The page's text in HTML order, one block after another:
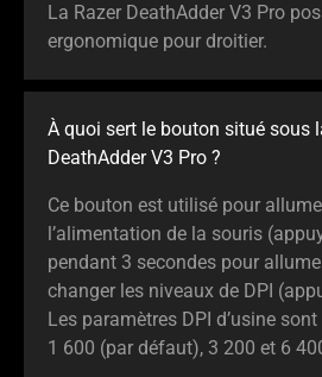
La Razer DeathAdder V3 Pro
ergonomique pour droitier.
À quoi sert le bouton situé sous
DeathAdder V3 Pro ?
Ce bouton est utilisé pour
l’alimentation de la souris
pendant 3 secondes pour
changer les niveaux de DPI
Les paramètres DPI d’usine
1 600 (par défaut), 3 200 et 6